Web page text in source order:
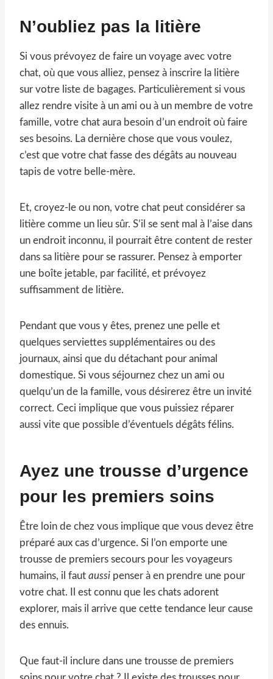
N’oubliez pas la litière
Si vous prévoyez de faire un voyage avec votre
chat, où que vous alliez, pensez à inscrire la litière
sur votre liste de bagages. Particulièrement si vous
allez rendre visite à un ami ou à un membre de votre
famille, votre chat aura besoin d’un endroit où faire
ses besoins. La dernière chose que vous voulez,
c’est que votre chat fasse des dégâts au nouveau
tapis de votre belle-mère.
Et, croyez-le ou non, votre chat peut considérer sa
litière comme un lieu sûr. S’il se sent mal à l’aise dans
un endroit inconnu, il pourrait être content de rester
dans sa litière pour se rassurer. Pensez à emporter
une boîte jetable, par facilité, et prévoyez
suffisamment de litière.
Pendant que vous y êtes, prenez une pelle et
quelques serviettes supplémentaires ou des
journaux, ainsi que du détachant pour animal
domestique. Si vous séjournez chez un ami ou
quelqu’un de la famille, vous désirerez être un invité
correct. Ceci implique que vous puissiez réparer
aussi vite que possible d’éventuels dégâts félins.
Ayez une trousse d’urgence
pour les premiers soins
Être loin de chez vous implique que vous devez être
préparé aux cas d’urgence. Si l’on emporte une
trousse de premiers secours pour les voyageurs
humains, il faut aussi penser à en prendre une pour
votre chat. Il est connu que les chats adorent
explorer, mais il arrive que cette tendance leur cause
des ennuis.
Que faut-il inclure dans une trousse de premiers